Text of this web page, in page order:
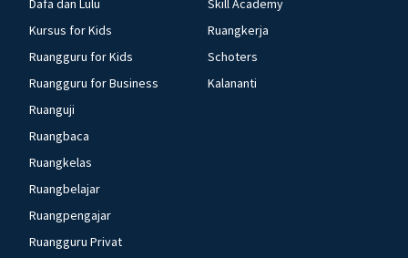
Dafa dan Lulu
Kursus for Kids
Ruangguru for Kids
Ruangguru for Business
Ruanguji
Ruangbaca
Ruangkelas
Ruangbelajar
Ruangpengajar
Ruangguru Privat
Skill Academy
Ruangkerja
Schoters
Kalananti